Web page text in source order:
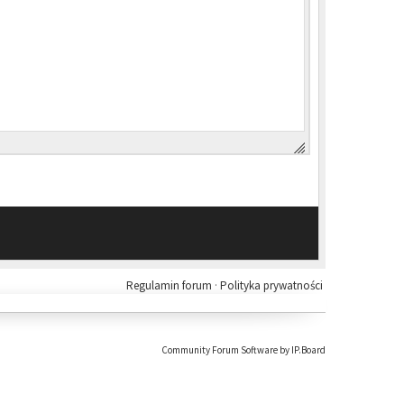
Polityka prywatności
Regulamin forum ·
Community Forum Software by IP.Board